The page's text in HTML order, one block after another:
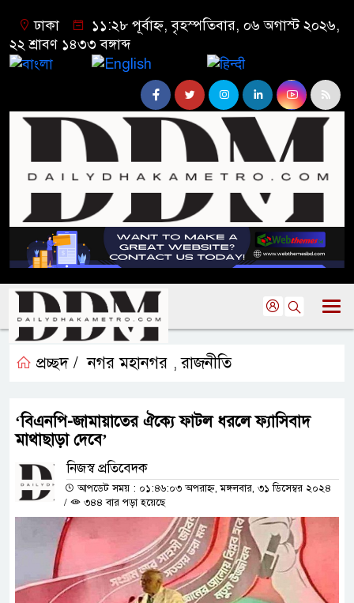
ঢাকা
১১:২৮ পূর্বাহ্ন, বৃহস্পতিবার, ০৬ অগাস্ট ২০২৬,
২২ শ্রাবণ ১৪৩৩ বঙ্গাব্দ
প্রচ্ছদ / নগর মহানগর ,রাজনীতি
‘বিএনপি-জামায়াতের ঐক্যে ফাটল ধরলে ফ্যাসিবাদ
মাথাছাড়া দেবে’
নিজস্ব প্রতিবেদক
আপডেট সময় : ০১:৪৬:০৩ অপরাহ্ন, মঙ্গলবার, ৩১ ডিসেম্বর ২০২৪
/
৩৪৪ বার পড়া হয়েছে